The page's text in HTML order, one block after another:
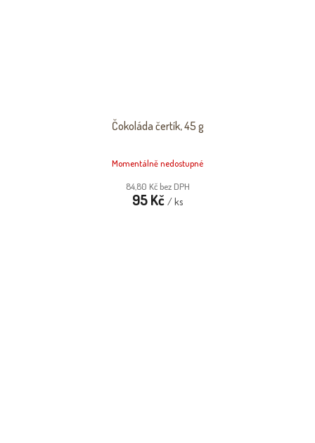
Čokoláda čertík, 45 g
Momentálně nedostupné
84,80 Kč bez DPH
95 Kč / ks